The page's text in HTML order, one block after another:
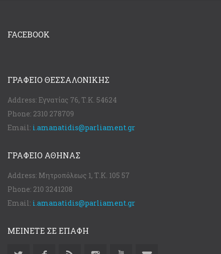
FACEBOOK
ΓΡΑΦΕΊΟ ΘΕΣΣΑΛΟΝΊΚΗΣ
Address: Εγνατίας 76, Τ.Κ. 54624
Phone: 2310 278709
Email: i.amanatidis@parliament.gr
ΓΡΑΦΕΊΟ ΑΘΉΝΑΣ
Address: Μητροπόλεως 1, Τ.Κ. 105 57
Phone: 210 3241208
Email: i.amanatidis@parliament.gr
ΜΕΙΝΕΤΕ ΣΕ ΕΠΑΦΗ